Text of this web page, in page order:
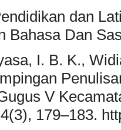
dan
Bahasa Dan
I. B. K.,
V
179–183.